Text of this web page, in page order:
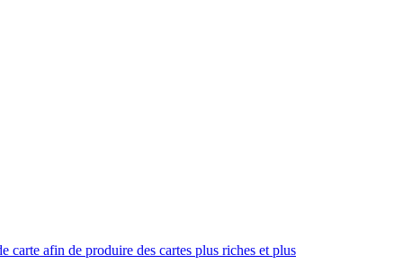
carte afin de produire des cartes plus riches et plus